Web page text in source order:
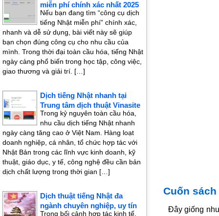
Cuốn
Đây giống
miễn phí chính xác nhất 2025
Nếu bạn đang tìm “công cụ dịch
tiếng Nhật miễn phí” chính xác,
nhanh và dễ sử dụng, bài viết này sẽ giúp
bạn chọn đúng công cụ cho nhu cầu của
mình. Trong thời đại toàn cầu hóa, tiếng Nhật
ngày càng phổ biến trong học tập, công việc,
giao thương và giải trí. […]
Dịch tiếng Nhật nhanh tại
Trung tâm dịch thuật Vinasite
Trong kỷ nguyên toàn cầu hóa,
nhu cầu dịch tiếng Nhật nhanh
ngày càng tăng cao ở Việt Nam. Hàng loạt
doanh nghiệp, cá nhân, tổ chức hợp tác với
Nhật Bản trong các lĩnh vực kinh doanh, kỹ
thuật, giáo dục, y tế, công nghệ đều cần bản
dịch chất lượng trong thời gian […]
Dịch thuật tiếng Nhật đa
ngành chuyên nghiệp, uy tín
Trong bối cảnh hợp tác kinh tế,